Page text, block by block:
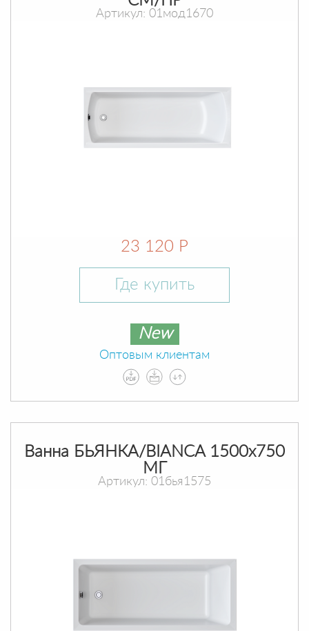
Артикул: 01мод1670
23 120 Р
Где купить
New
Оптовым клиентам
Ванна БЬЯНКА/BIANCA 1500х750
МГ
Артикул: 01бья1575